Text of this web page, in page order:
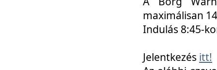
maximálisan
Indulás 8:45-
Jelentkezés itt!